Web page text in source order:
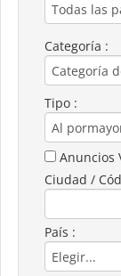
Categoría :
Tipo :
Anuncios
Ciudad /
País :